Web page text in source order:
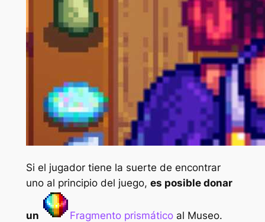
Si el jugador tiene la suerte de encontrar
uno al principio del juego, es posible donar
un Fragmento prismáticoal Museo.